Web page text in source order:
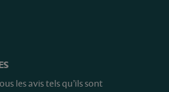
les avis tels qu’ils sont